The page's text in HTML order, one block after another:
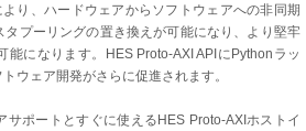
り、ハードウェアからソフトウェアへの非同期
プーリングの置き換えが可能になり、より堅牢
能になります。HES Proto-AXI APIにPythonラッ
ウェア開発がさらに促進されます。
サポートとすぐに使えるHES Proto-AXIホストイ